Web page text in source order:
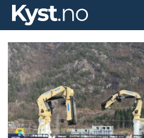
Tag:
lovart
viking